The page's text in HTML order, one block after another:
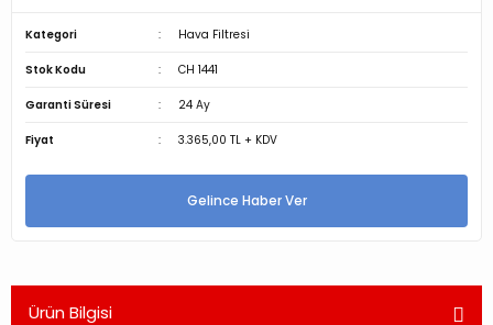
Kategori Hava Filtresi
Stok Kodu CH 1441
Garanti Süresi 24 Ay
Fiyat 3.365,00 TL + KDV
Gelince Haber Ver
Ürün Bilgisi